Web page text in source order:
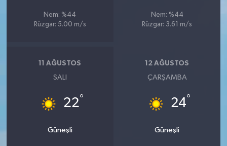
Nem: %44
Rüzgar: 5.00 m/s
Nem: %44
Rüzgar: 3.61 m/s
11 AĞUSTOS
SALI
22°
Güneşli
12 AĞUSTOS
ÇARŞAMBA
24°
Güneşli